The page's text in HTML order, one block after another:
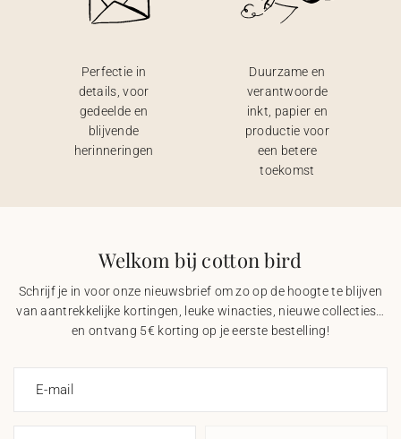
Perfectie in
details, voor
gedeelde en
blijvende
herinneringen
Duurzame en
verantwoorde
inkt, papier en
productie voor
een betere
toekomst
Welkom bij cotton bird
Schrijf je in voor onze nieuwsbrief om zo op de hoogte te blijven
van aantrekkelijke kortingen, leuke winacties, nieuwe collecties…
en ontvang 5€ korting op je eerste bestelling!
E-mail